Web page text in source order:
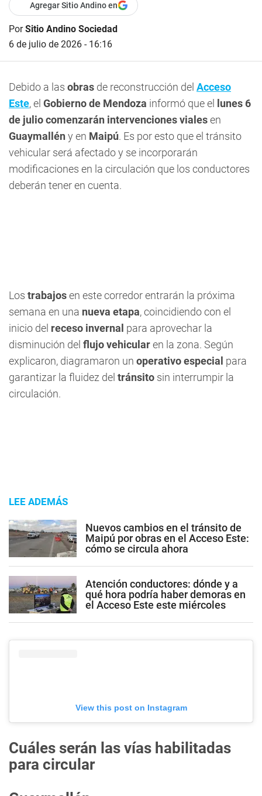
Agregar Sitio Andino en
PorSitio Andino Sociedad
6 de julio de 2026 - 16:16
Debido a las obras de reconstrucción del Acceso
Este, el Gobierno de Mendoza informó que el
lunes 6
de juliocomenzarán intervenciones vialesen
Guaymallén y en Maipú. Es por esto que el tránsito
vehicular será afectado y se incorporarán
modificaciones en la circulación que los conductores
deberán tener en cuenta.
Los trabajosen este corredor entrarán la próxima
semana en una nueva etapa, coincidiendo con el
inicio del receso invernal para aprovechar la
disminución del flujo vehicularen la zona. Según
explicaron, diagramaron un operativo especial para
garantizar la fluidez del tránsito sin interrumpir la
circulación.
LEE ADEMÁS
Nuevos cambios en el tránsito de
Maipú por obras en el Acceso Este:
cómo se circula ahora
Atención conductores: dónde y a
qué hora podría haber demoras en
el Acceso Este este miércoles
View this post on Instagram
Cuáles serán las vías habilitadas
para circular